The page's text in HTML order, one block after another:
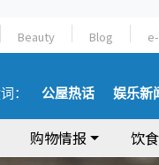
Beauty Blog
： 公屋热话 娱乐新
购物情报 饮